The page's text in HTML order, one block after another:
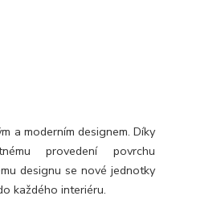
a moderním designem. Díky
provedení povrchu
designu se nové jednotky
každého interiéru.